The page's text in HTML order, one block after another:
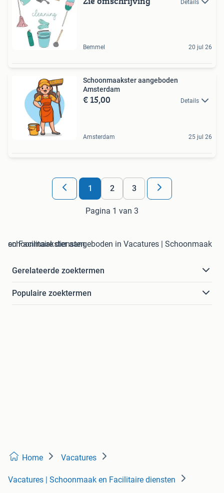
Details
Bemmel 20 jul 26
Schoonmaakster aangeboden
Amsterdam
€ 15,00 Details
Amsterdam 25 jul 26
1 2 3
Pagina 1 van 3
schoonmaakster aangeboden in Vacatures | Schoonmaak en Facilitaire diensten
Gerelateerde zoektermen
Populaire zoektermen
Home Vacatures
Vacatures | Schoonmaak en Facilitaire diensten